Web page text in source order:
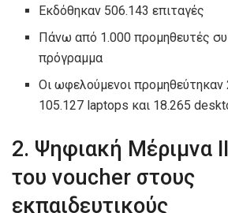
Εκδόθηκαν 506.143 επιταγές
Πάνω από 1.000 προμηθευτές
πρόγραμμα
Οι ωφελούμενοι
105.127 laptops και 18.265
2. Ψηφιακή Μέριμνα
του voucher στους
εκπαιδευτικούς